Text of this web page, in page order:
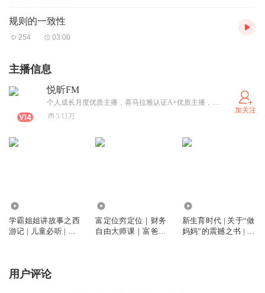
规则的一致性
254 03:00
主播信息
悦昕FM
个人成长月度优质主播，喜马拉雅认证A+优质主播，撷书中星光，暖岁月漫长，悦昕邀您一同静听书香
5.11万
加关注
学霸姐姐讲故事之西
游记 | 儿童必听 | 古
富定位穷定位｜财务
自由大师课｜富爸爸
新生育时代 | 关于“做
妈妈”的震撼之书 | 沈
用户评论